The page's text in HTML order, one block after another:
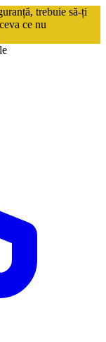
trebuie să-ți
ce nu